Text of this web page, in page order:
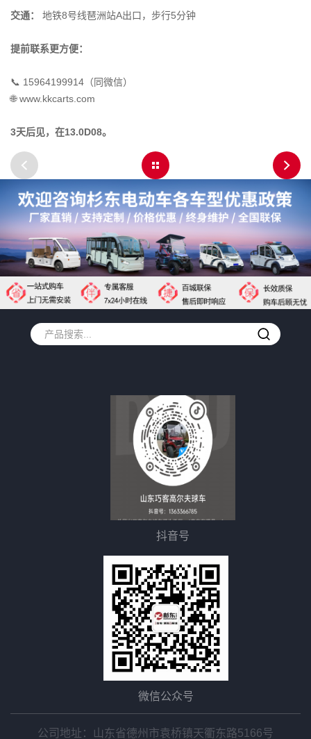
交通： 地铁8号线琶洲站A出口，步行5分钟
提前联系更方便：
📞 15964199914（同微信）
🌐 www.kkcarts.com
3天后见，在13.0D08。
抖音号
微信公众号
公司地址：山东省德州市袁桥镇天衢东路5166号